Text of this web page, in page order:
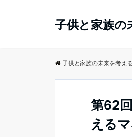
子供と家族の
子供と家族の未来を考え
第62
える